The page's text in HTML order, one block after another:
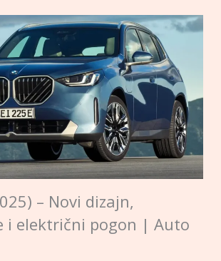
– Novi dizajn,
i električni pogon | Auto